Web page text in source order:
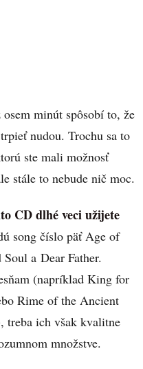
minút spôsobí to, že
nudou. Trochu sa to
ste mali možnosť
stále to nebude nič moc.
CD dlhé veci užijete
song číslo päť Age of
a Dear Father.
(napríklad King for
Rime of the Ancient
treba ich však kvalitne
množstve.